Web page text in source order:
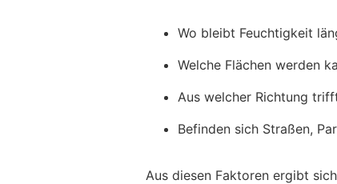
Wo bleibt Feuchtigkeit
Welche Flächen werden
Aus welcher Richtung
Befinden sich Straßen,
Aus diesen Faktoren ergibt